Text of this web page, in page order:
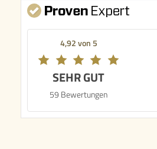
4,92 von 5
SEHR GUT
59 Bewertungen